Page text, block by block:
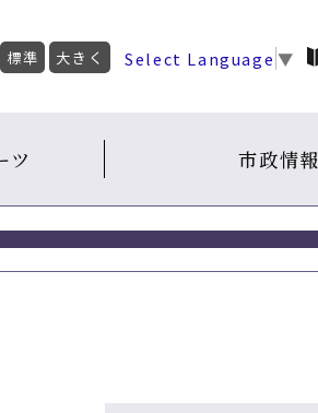
標準 大きく Select Language ▼
ツ 市政情報